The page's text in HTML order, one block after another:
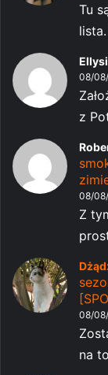
Tu
08/
z
08/
Z
08/
na